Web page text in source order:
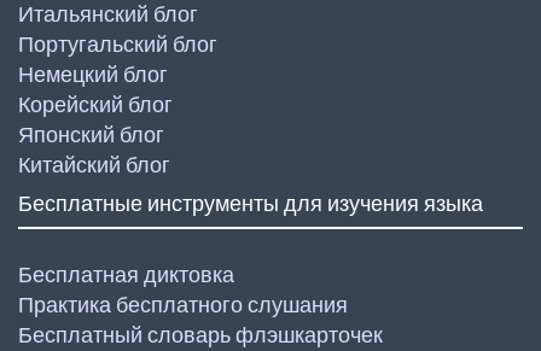
Итальянский блог
Португальский блог
Немецкий блог
Корейский блог
Японский блог
Китайский блог
Бесплатные инструменты для изучения языка
Бесплатная диктовка
Практика бесплатного слушания
Бесплатный словарь флэшкарточек